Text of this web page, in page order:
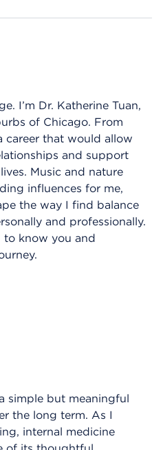
I’m Dr. Katherine Tuan,
of Chicago. From
career that would allow
and support
Music and nature
influences for me,
the way I find balance
and professionally.
know you and
simple but meaningful
the long term. As I
internal medicine